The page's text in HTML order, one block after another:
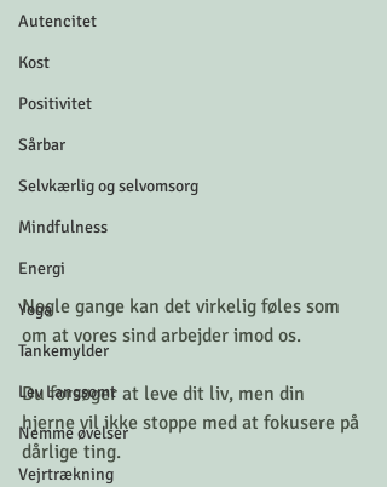
Autencitet
Kost
Positivitet
Sårbar
Selvkærlig og selvomsorg
Mindfulness
Energi
Yoga
Tankemylder
Lev Langsomt
Nemme øvelser
Vejrtrækning
Nogle gange kan det virkelig føles som
om at vores sind arbejder imod os.
Du forsøger at leve dit liv, men din
hjerne vil ikke stoppe med at fokusere på
dårlige ting.